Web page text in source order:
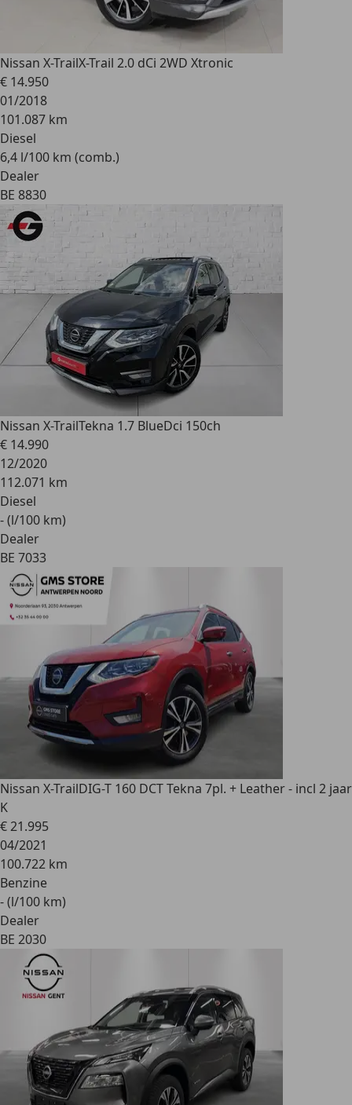
Nissan X-TrailX-Trail 2.0 dCi 2WD Xtronic
€ 14.950
01/2018
101.087 km
Diesel
6,4 l/100 km (comb.)
Dealer
BE 8830
Nissan X-TrailTekna 1.7 BlueDci 150ch
€ 14.990
12/2020
112.071 km
Diesel
- (l/100 km)
Dealer
BE 7033
Nissan X-TrailDIG-T 160 DCT Tekna 7pl. + Leather - incl 2 jaar
K
€ 21.995
04/2021
100.722 km
Benzine
- (l/100 km)
Dealer
BE 2030